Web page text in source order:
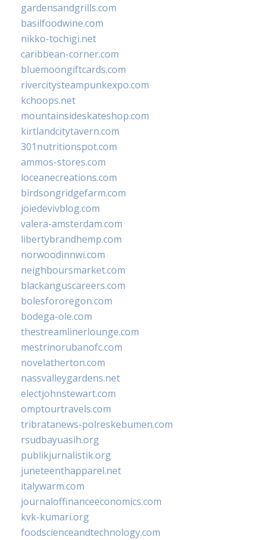
gardensandgrills.com
basilfoodwine.com
nikko-tochigi.net
caribbean-corner.com
bluemoongiftcards.com
rivercitysteampunkexpo.com
kchoops.net
mountainsideskateshop.com
kirtlandcitytavern.com
301nutritionspot.com
ammos-stores.com
loceanecreations.com
birdsongridgefarm.com
joiedevivblog.com
valera-amsterdam.com
libertybrandhemp.com
norwoodinnwi.com
neighboursmarket.com
blackanguscareers.com
bolesfororegon.com
bodega-ole.com
thestreamlinerlounge.com
mestrinorubanofc.com
novelatherton.com
nassvalleygardens.net
electjohnstewart.com
omptourtravels.com
tribratanews-polreskebumen.com
rsudbayuasih.org
publikjurnalistik.org
juneteenthapparel.net
italywarm.com
journaloffinanceeconomics.com
kvk-kumari.org
foodscienceandtechnology.com